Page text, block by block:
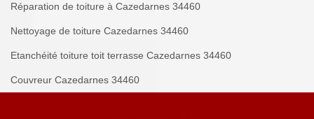
Réparation de toiture à Cazedarnes 34460
Nettoyage de toiture Cazedarnes 34460
Etanchéité toiture toit terrasse Cazedarnes 34460
Couvreur Cazedarnes 34460